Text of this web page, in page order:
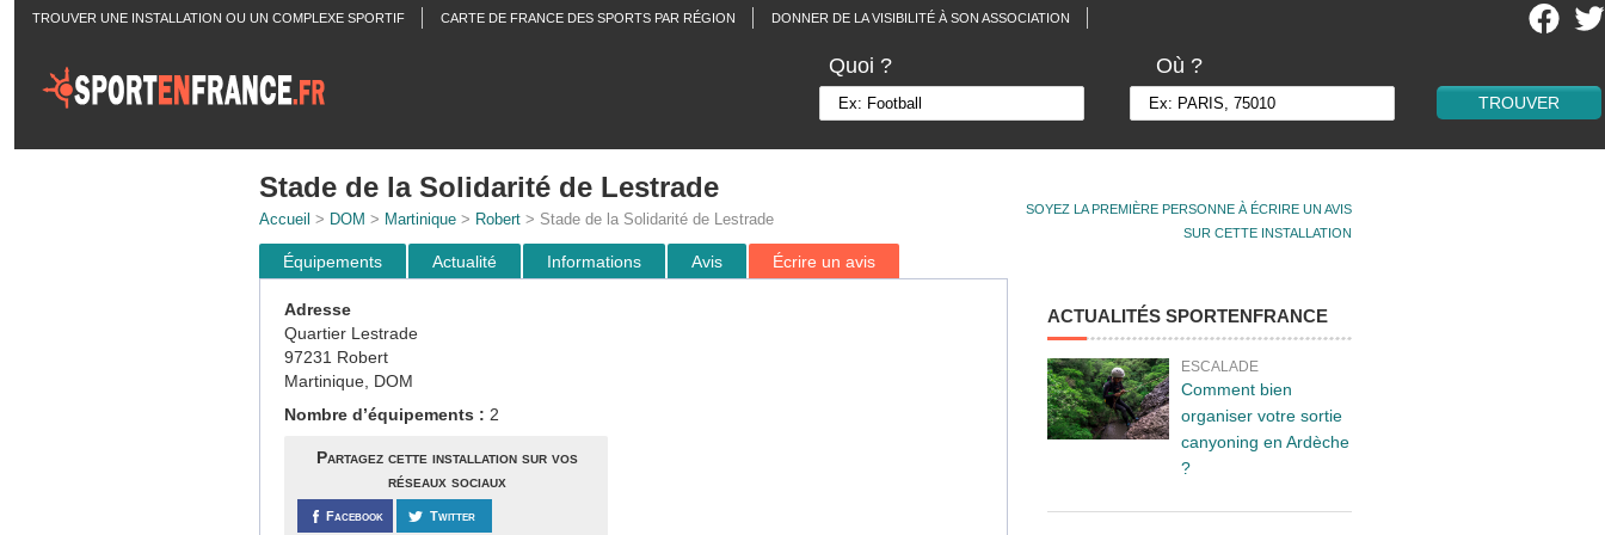
TROUVER UNE INSTALLATION OU UN COMPLEXE SPORTIF CARTE DE FRANCE DES SPORTS PAR RÉGION DONNER DE LA VISIBILITÉ À SON ASSOCIATION
Quoi ? Où ?
SOYEZ LA PREMIÈRE PERSONNE À ÉCRIRE UN AVIS
SUR CETTE INSTALLATION
Stade de la Solidarité de Lestrade
Accueil > DOM > Martinique> Robert> Stade de la Solidarité de Lestrade
Équipements Actualité Informations Avis Écrire un avis
Adresse
Quartier Lestrade
97231 Robert
Martinique, DOM
Nombre d’équipements : 2
Partagez cette installation sur vos
réseaux sociaux
Facebook Twitter
ACTUALITÉS SPORTENFRANCE
ESCALADE
Comment bien
organiser votre sortie
canyoning en Ardèche
?